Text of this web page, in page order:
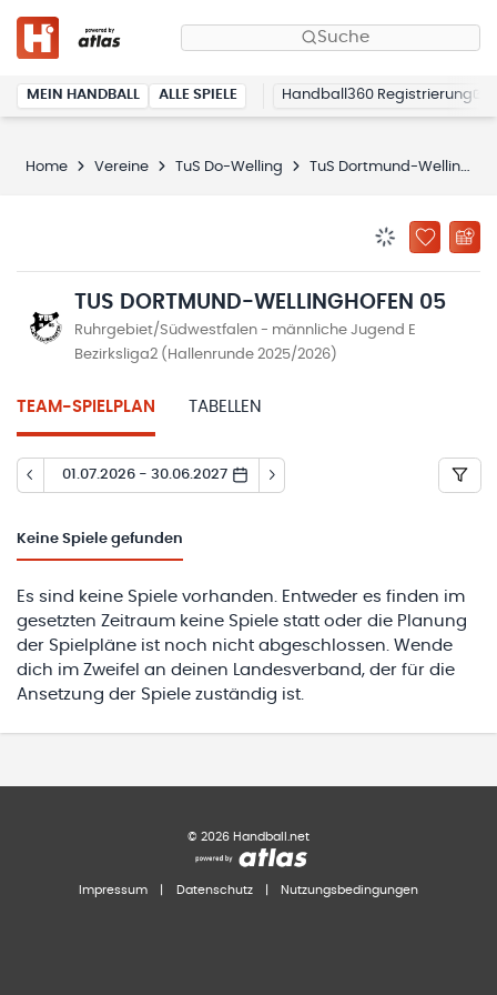
Suche
MEIN HANDBALL ALLE SPIELE Handball360 Registrierung
Home Vereine TuS Do-Welling TuS Dortmund-Wellinghofen 05
ZU
TUS DORTMUND-WELLINGHOFEN 05
Ruhrgebiet/Südwestfalen - männliche Jugend E
Bezirksliga2 (Hallenrunde 2025/2026)
TEAM-SPIELPLAN TABELLEN
01.07.2026 - 30.06.2027
Keine Spiele gefunden
Es sind keine Spiele vorhanden. Entweder es finden im
gesetzten Zeitraum keine Spiele statt oder die Planung
der Spielpläne ist noch nicht abgeschlossen. Wende
dich im Zweifel an deinen Landesverband, der für die
Ansetzung der Spiele zuständig ist.
© 2026 Handball.net
Impressum Datenschutz Nutzungsbedingungen